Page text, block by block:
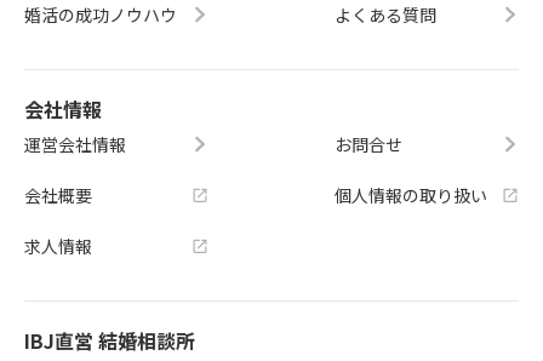
婚活の成功ノウハウ よくある質問
会社情報
運営会社情報
会社概要
求人情報
お問合せ
個人情報の取り扱い
IBJ直営 結婚相談所